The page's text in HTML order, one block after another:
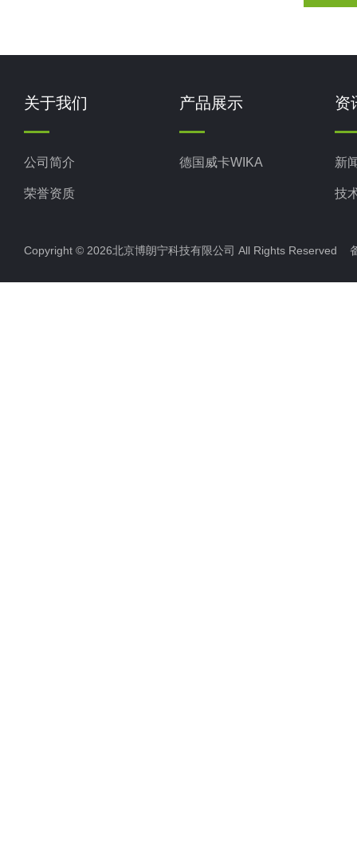
关于我们
公司简介
荣誉资质
产品展示
德国威卡WIKA
资
新
技
Copyright © 2026北京博朗宁科技有限公司 All Rights Reserved